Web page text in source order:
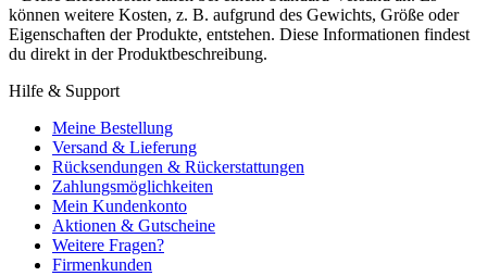
können weitere Kosten, z. B. aufgrund des Gewichts, Größe oder
Eigenschaften der Produkte, entstehen. Diese Informationen findest
du direkt in der Produktbeschreibung.
Hilfe & Support
Meine Bestellung
Versand & Lieferung
Rücksendungen & Rückerstattungen
Zahlungsmöglichkeiten
Mein Kundenkonto
Aktionen & Gutscheine
Weitere Fragen?
Firmenkunden